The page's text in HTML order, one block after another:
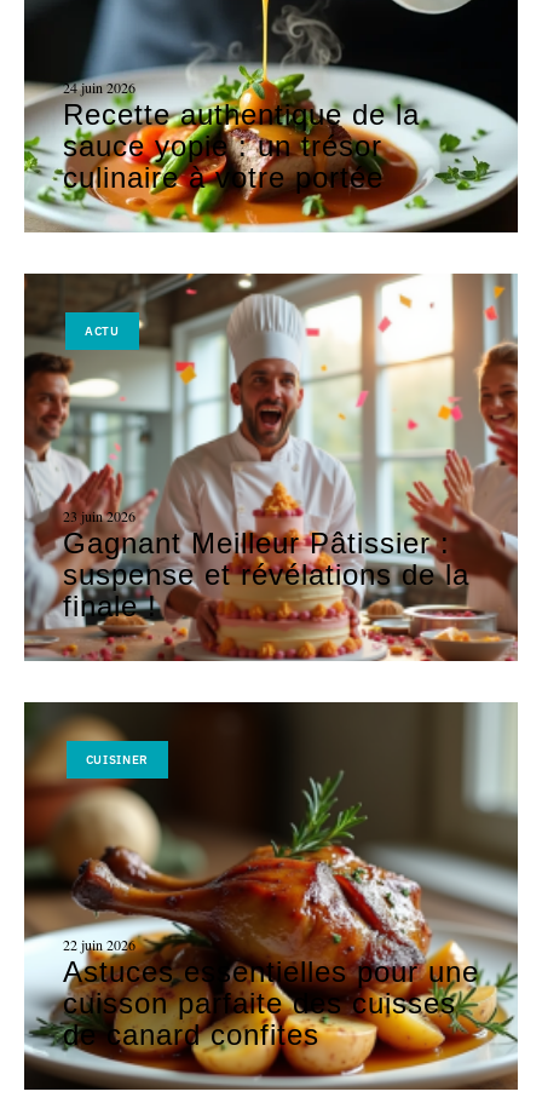
24 juin 2026
Recette authentique de la
sauce yopie : un trésor
culinaire à votre portée
ACTU
23 juin 2026
Gagnant Meilleur Pâtissier :
suspense et révélations de la
finale !
CUISINER
22 juin 2026
Astuces essentielles pour une
cuisson parfaite des cuisses
de canard confites